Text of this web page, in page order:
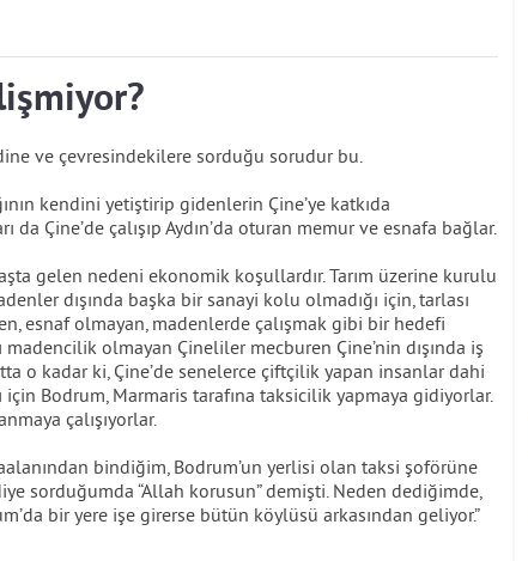
ve çevresindekilere sorduğu sorudur bu.
kendini yetiştirip gidenlerin Çine’ye katkıda
da Çine’de çalışıp Aydın’da oturan memur ve esnafa bağlar.
gelen nedeni ekonomik koşullardır. Tarım üzerine kurulu
dışında başka bir sanayi kolu olmadığı için, tarlası
esnaf olmayan, madenlerde çalışmak gibi bir hedefi
olmayan Çineliler mecburen Çine’nin dışında iş
o kadar ki, Çine’de senelerce çiftçilik yapan insanlar dahi
Bodrum, Marmaris tarafına taksicilik yapmaya gidiyorlar.
çalışıyorlar.
bindiğim, Bodrum’un yerlisi olan taksi şoförüne
sorduğumda “Allah korusun” demişti. Neden dediğimde,
bir yere işe girerse bütün köylüsü arkasından geliyor.”